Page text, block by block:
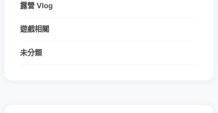
露營 Vlog
遊戲相關
未分類